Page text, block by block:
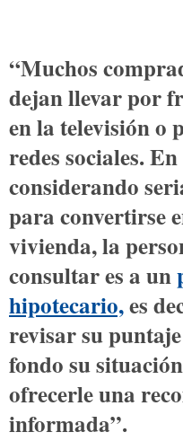
“Muchos
dejan llevar por
en la televisión o
redes sociales.
considerando
para convertirse
vivienda, la
consultar es a un
hipotecario,es
revisar su
fondo su
ofrecerle una
informada”.